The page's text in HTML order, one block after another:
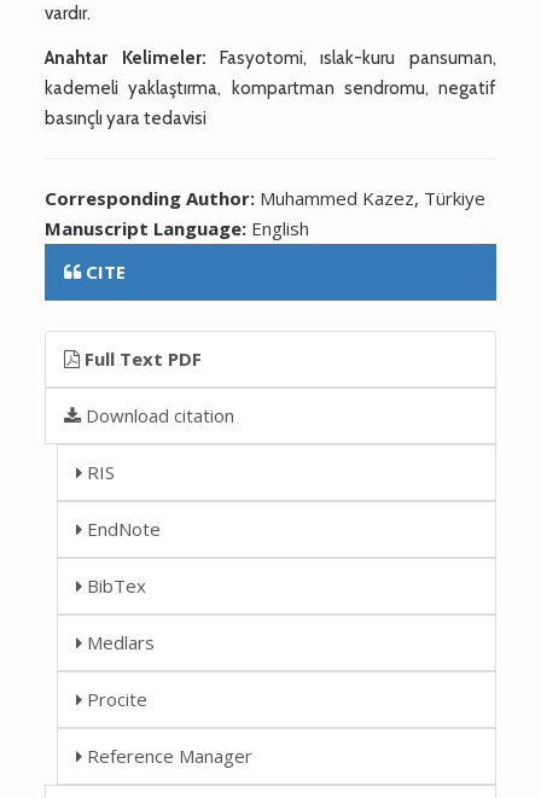
vardır.
Anahtar Kelimeler: Fasyotomi, ıslak-kuru pansuman,
kademeli yaklaştırma, kompartman sendromu, negatif
basınçlı yara tedavisi
Corresponding Author: Muhammed Kazez, Türkiye
Manuscript Language: English
CITE
Full Text PDF
Download citation
RIS
EndNote
BibTex
Medlars
Procite
Reference Manager